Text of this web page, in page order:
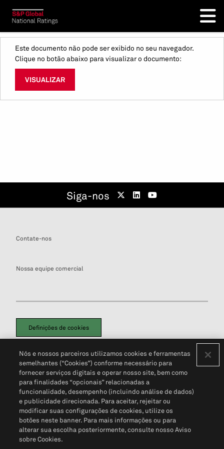
Este documento não pode ser exibido no seu navegador.
Clique no botão abaixo para visualizar o documento:
VISUALIZAR
Siga-nos
Contate-nos
Nossa equipe comercial
Definições de cookies
Política de PrivacidadePortal de privacidade do cliente (em inglês)
Não Venda Minhas Informações Pessoais© 2026 S&P Global
Nós e nossos parceiros utilizamos cookies e ferramentas
semelhantes (“Cookies”) conforme necessário para
fornecer serviços digitais e operar nosso site, bem como
para finalidades “opcionais” relacionadas a
funcionalidade, desempenho (incluindo análise de dados)
e publicidade direcionada. Para aceitar, rejeitar ou
modificar suas configurações de cookies, utilize os
botões neste banner. Para mais informações ou para
alterar sua escolha posteriormente, consulte nosso Aviso
sobre Cookies.